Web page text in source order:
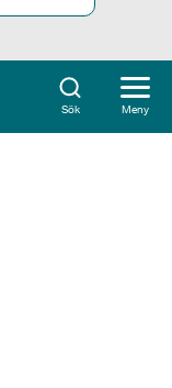
Sök Meny